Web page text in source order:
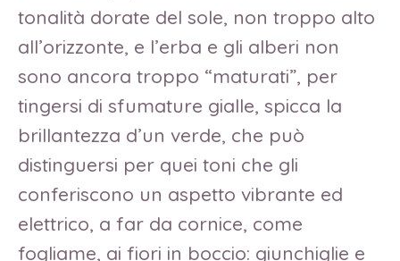
tonalità dorate del sole, non troppo alto
all’orizzonte, e l’erba e gli alberi non
sono ancora troppo “maturati”, per
tingersi di sfumature gialle, spicca la
brillantezza d’un verde, che può
distinguersi per quei toni che gli
conferiscono un aspetto vibrante ed
elettrico, a far da cornice, come
fogliame, ai fiori in boccio: giunchiglie e